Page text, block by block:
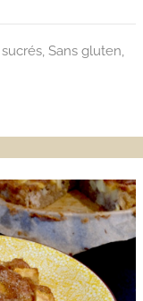
, Sans gluten,